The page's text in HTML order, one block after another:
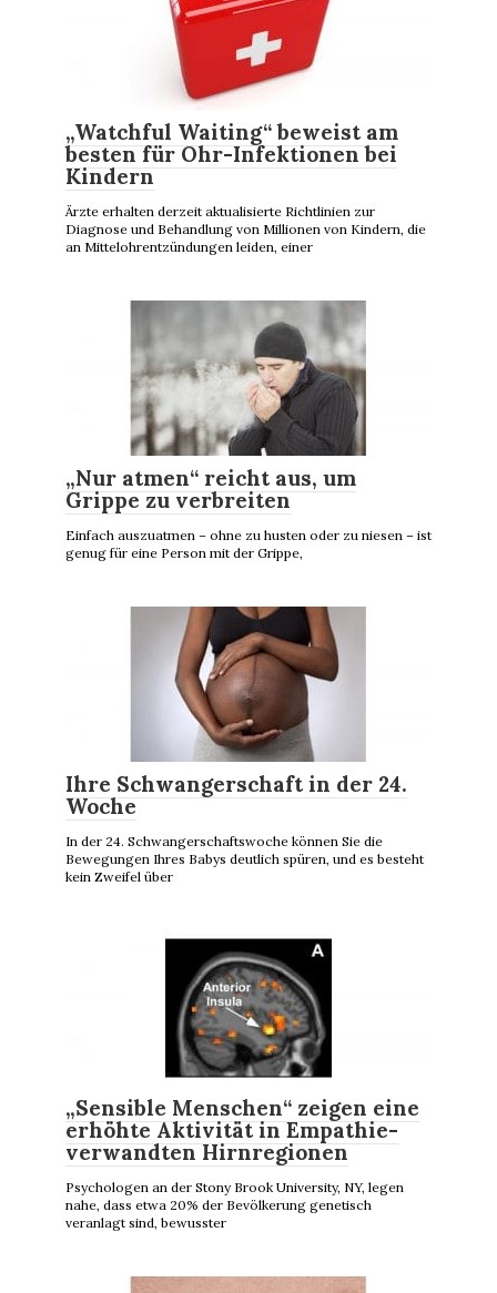
„Watchful Waiting“ beweist am
besten für Ohr-Infektionen bei
Kindern
Ärzte erhalten derzeit aktualisierte Richtlinien zur
Diagnose und Behandlung von Millionen von Kindern, die
an Mittelohrentzündungen leiden, einer
„Nur atmen“ reicht aus, um
Grippe zu verbreiten
Einfach auszuatmen – ohne zu husten oder zu niesen – ist
genug für eine Person mit der Grippe,
Ihre Schwangerschaft in der 24.
Woche
In der 24. Schwangerschaftswoche können Sie die
Bewegungen Ihres Babys deutlich spüren, und es besteht
kein Zweifel über
„Sensible Menschen“ zeigen eine
erhöhte Aktivität in Empathie-
verwandten Hirnregionen
Psychologen an der Stony Brook University, NY, legen
nahe, dass etwa 20% der Bevölkerung genetisch
veranlagt sind, bewusster